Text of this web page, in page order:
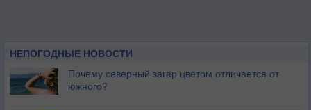
НЕПОГОДНЫЕ НОВОСТИ
Почему северный загар цветом отличается от
южного?